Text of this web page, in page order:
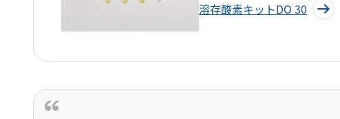
溶存酸素キットDO 30